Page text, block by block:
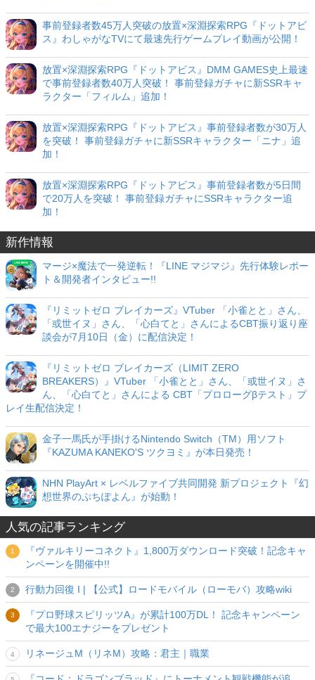
事前登録者数45万人突破の放置×深淵探索RPG『ドットアビ
ス』わしゃがなTVにて最速先行ゲームプレイ動画が公開！
放置×深淵探索RPG『ドットアビス』DMM GAMES史上最速
で事前登録者数40万人突破！ 事前登録ガチャに新SSRキャ
ラクター「フィルム」追加！
放置×深淵探索RPG『ドットアビス』事前登録者数が30万人
を突破！ 事前登録ガチャに新SSRキャラクター「ニナ」追
加！
放置×深淵探索RPG『ドットアビス』事前登録者数が5日間
で20万人を突破！ 事前登録ガチャにSSRキャラクター追
加！
新作情報
マージ×魔法で一発逆転！『LINE マジマジ』先行体験レポー
ト＆開発者インタビュー!!
『リミットゼロ ブレイカーズ』VTuber 「小雀とと」さん、
「或世イヌ」さん、「心白てと」さんによるCBT振り返り座
談会が7月10日（金）に配信決定！
『リミットゼロ ブレイカーズ（LIMIT ZERO
BREAKERS）』VTuber 「小雀とと」さん、「或世イヌ」さ
ん、「心白てと」さんによる CBT「プロローグβテスト」プ
レイ生配信決定！
金子一馬氏が手掛けるNintendo Switch（TM）用ソフト
『KAZUMA KANEKO'S ツクヨミ』が本日発売！
NHN PlayArt × レベルファイブ共同開発 新プロジェクト『幻
想世界のぷちぽよん』が始動！
人気の記事ランキング
『ヴァルキリーコネクト』1,800万ダウンロード突破！記念キャ
ンペーンを開催中!!
行動力回復 I | 【公式】ロードモバイル（ローモバ）攻略wiki
『プロ野球スピリッツA』が累計100万DL！ 記念キャンペーン
で最大100エナジーをプレゼント
リネージュM（リネM）攻略：君主｜職業